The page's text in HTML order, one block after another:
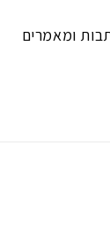
ומאמרים